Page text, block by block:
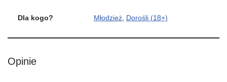
Dla kogo? Młodzież, Dorośli (18+)
Opinie